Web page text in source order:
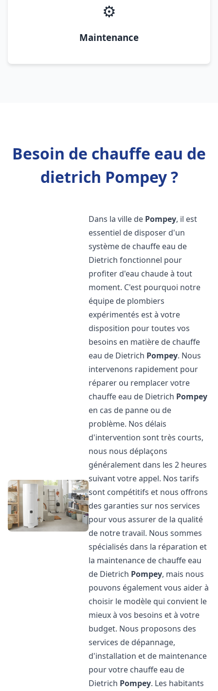
⚙️
Maintenance
Besoin de chauffe eau de
dietrich Pompey ?
Dans la ville de Pompey, il est
essentiel de disposer d'un
système de chauffe eau de
Dietrich fonctionnel pour
profiter d'eau chaude à tout
moment. C'est pourquoi notre
équipe de plombiers
expérimentés est à votre
disposition pour toutes vos
besoins en matière de chauffe
eau de Dietrich Pompey. Nous
intervenons rapidement pour
réparer ou remplacer votre
chauffe eau de Dietrich Pompey
en cas de panne ou de
problème. Nos délais
d'intervention sont très courts,
nous nous déplaçons
généralement dans les 2 heures
suivant votre appel. Nos tarifs
sont compétitifs et nous offrons
des garanties sur nos services
pour vous assurer de la qualité
de notre travail. Nous sommes
spécialisés dans la réparation et
la maintenance de chauffe eau
de Dietrich Pompey, mais nous
pouvons également vous aider à
choisir le modèle qui convient le
mieux à vos besoins et à votre
budget. Nous proposons des
services de dépannage,
d'installation et de maintenance
pour votre chauffe eau de
Dietrich Pompey. Les habitants